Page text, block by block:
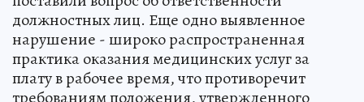
должностных лиц. Еще одно выявленное
нарушение - широко распространенная
практика оказания медицинских услуг за
плату в рабочее время, что противоречит
требованиям положения, утвержденного